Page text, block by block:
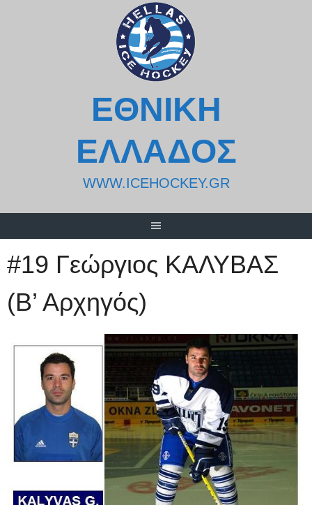
ΕΘΝΙΚΗ
ΕΛΛΑΔΟΣ
WWW.ICEHOCKEY.GR
#19 Γεώργιος ΚΑΛΥΒΑΣ
(Β’ Αρχηγός)